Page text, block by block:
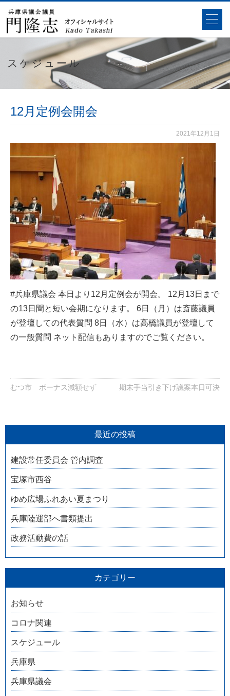
スケジュール
12月定例会開会
2021年12月1日
#兵庫県議会 本日より12月定例会が開会。 12月13日まで
の13日間と短い会期になります。 6日（月）は斎藤議員
が登壇しての代表質問 8日（水）は高橋議員が登壇して
の一般質問 ネット配信もありますのでご覧ください。
むつ市 ボーナス減額せず 期末手当引き下げ議案本日可決
最近の投稿
建設常任委員会 管内調査
宝塚市西谷
ゆめ広場ふれあい夏まつり
兵庫陸運部へ書類提出
政務活動費の話
カテゴリー
お知らせ
コロナ関連
スケジュール
兵庫県
兵庫県議会